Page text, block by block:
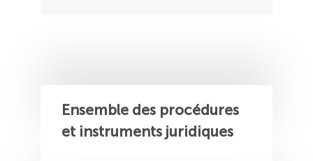
Ensemble des procédures
et instruments juridiques